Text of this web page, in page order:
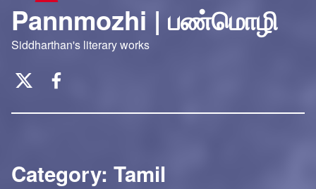
Pannmozhi | பண்மொழி
Siddharthan's literary works
Category: Tamil